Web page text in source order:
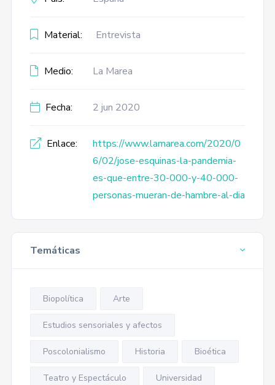
Material: Entrevista
Medio: La Marea
Fecha: 2 jun 2020
Enlace:
https://www.lamarea.com/2020/0
6/02/jose-esquinas-la-pandemia-
es-que-entre-30-000-y-40-000-
personas-mueran-de-hambre-al-dia
Temáticas
Biopolítica Arte
Estudios sensoriales y afectos
Poscolonialismo Historia Bioética
Teatro y Espectáculo Universidad